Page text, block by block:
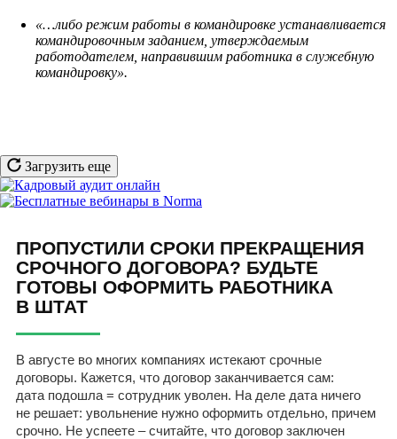
«…либо режим работы в командировке устанавливается
командировочным заданием, утверждаемым
работодателем, направившим работника в служебную
командировку».
Загрузить еще
ПРОПУСТИЛИ СРОКИ ПРЕКРАЩЕНИЯ
СРОЧНОГО ДОГОВОРА? БУДЬТЕ
ГОТОВЫ ОФОРМИТЬ РАБОТНИКА
В ШТАТ
В августе во многих компаниях истекают срочные
договоры. Кажется, что договор заканчивается сам:
дата подошла = сотрудник уволен. На деле дата ничего
не решает: увольнение нужно оформить отдельно, причем
срочно. Не успеете – считайте, что договор заключен